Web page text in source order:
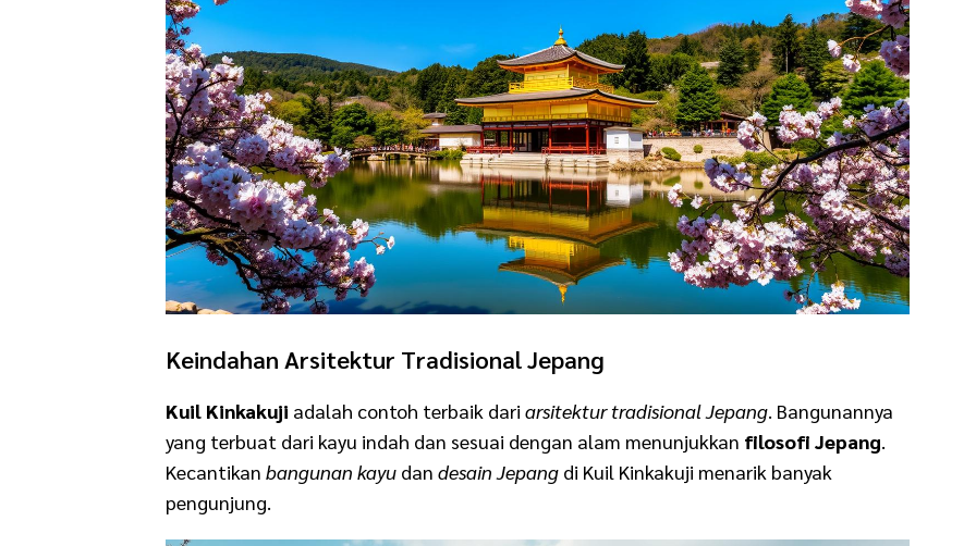
Keindahan Arsitektur Tradisional Jepang
Kuil Kinkakuji adalah contoh terbaik dari arsitektur tradisional Jepang. Bangunannya
yang terbuat dari kayu indah dan sesuai dengan alam menunjukkan filosofi Jepang.
Kecantikan bangunan kayu dan desain Jepang di Kuil Kinkakuji menarik banyak
pengunjung.